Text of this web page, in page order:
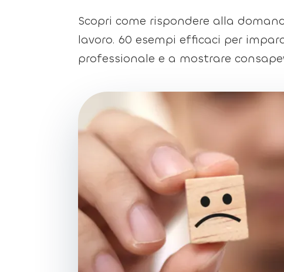
Scopri come rispondere alla
lavoro. 60 esempi efficaci per
professionale e a mostrare